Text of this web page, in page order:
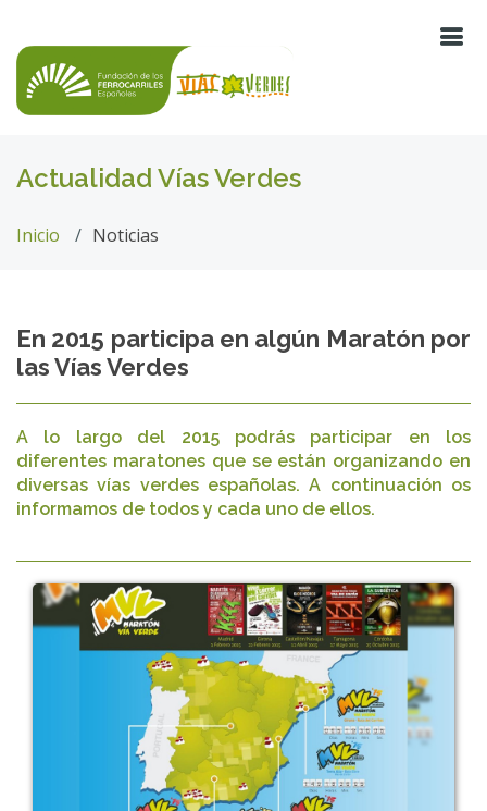
Actualidad Vías Verdes
Inicio Noticias
En 2015 participa en algún Maratón por
las Vías Verdes
A lo largo del 2015 podrás participar en los
diferentes maratones que se están organizando en
diversas vías verdes españolas. A continuación os
informamos de todos y cada uno de ellos.